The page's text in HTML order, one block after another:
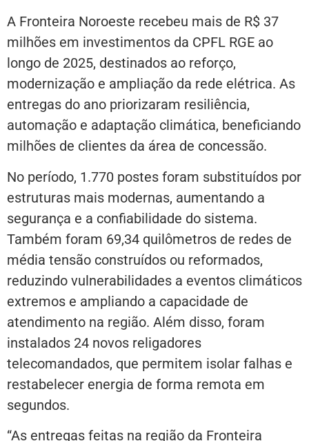
A Fronteira Noroeste recebeu mais de R$ 37
milhões em investimentos da CPFL RGE ao
longo de 2025, destinados ao reforço,
modernização e ampliação da rede elétrica. As
entregas do ano priorizaram resiliência,
automação e adaptação climática, beneficiando
milhões de clientes da área de concessão.
No período, 1.770 postes foram substituídos por
estruturas mais modernas, aumentando a
segurança e a confiabilidade do sistema.
Também foram 69,34 quilômetros de redes de
média tensão construídos ou reformados,
reduzindo vulnerabilidades a eventos climáticos
extremos e ampliando a capacidade de
atendimento na região. Além disso, foram
instalados 24 novos religadores
telecomandados, que permitem isolar falhas e
restabelecer energia de forma remota em
segundos.
“As entregas feitas na região da Fronteira